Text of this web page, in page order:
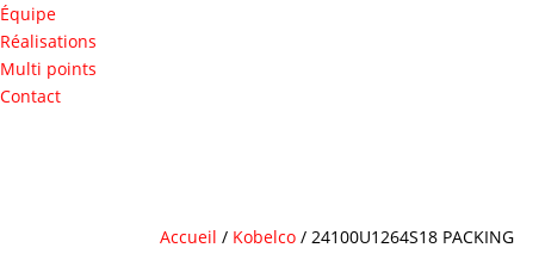
Équipe
Réalisations
Multi points
Contact
Accueil / Kobelco / 24100U1264S18 PACKING